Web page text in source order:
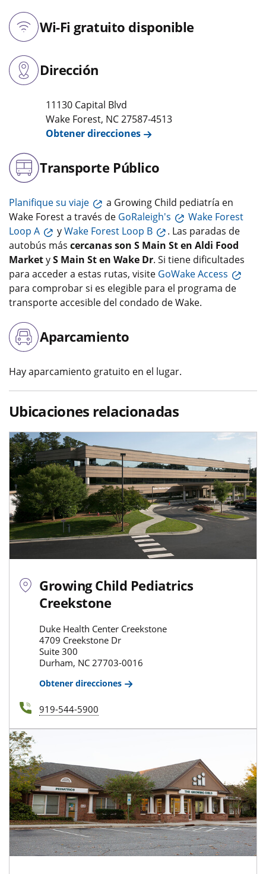
Wi-Fi gratuito disponible
Dirección
11130 Capital Blvd
Wake Forest, NC27587-4513
Obtener direcciones
Transporte Público
Planifique su viaje
a Growing Child pediatría en
Wake Forest a través de GoRaleigh's
Wake Forest
Loop A
yWake Forest Loop B
. Las paradas de
autobús más cercanas son S Main St en Aldi Food
MarketyS Main St en Wake Dr. Si tiene dificultades
para acceder a estas rutas, visite GoWake Access
para comprobar si es elegible para el programa de
transporte accesible del condado de Wake.
Aparcamiento
Hay aparcamiento gratuito en el lugar.
Ubicaciones relacionadas
Growing Child Pediatrics
Creekstone
Duke Health Center Creekstone
4709 Creekstone Dr
Suite 300
Durham, NC 27703-0016
Obtener direcciones
919-544-5900